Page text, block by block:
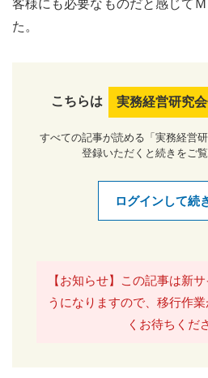
客様にも必要なものだと感じて
た。
こちらは 実務経営研究
すべての記事が読める「実務経営
登録いただくと続きをご覧
ログインして続
【お知らせ】この記事は新
うになりますので、移行作
くお待ちくだ